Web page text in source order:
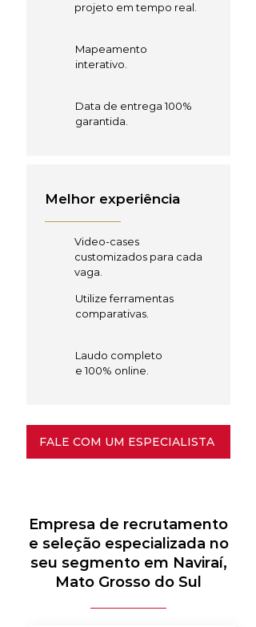
projeto em tempo real.
Mapeamento
interativo.
Data de entrega 100%
garantida.
Melhor experiência
Video-cases
customizados para cada
vaga.
Utilize ferramentas
comparativas.
Laudo completo
e 100% online.
FALE COM UM ESPECIALISTA
Empresa de recrutamento
e seleção especializada no
seu segmento em Naviraí,
Mato Grosso do Sul